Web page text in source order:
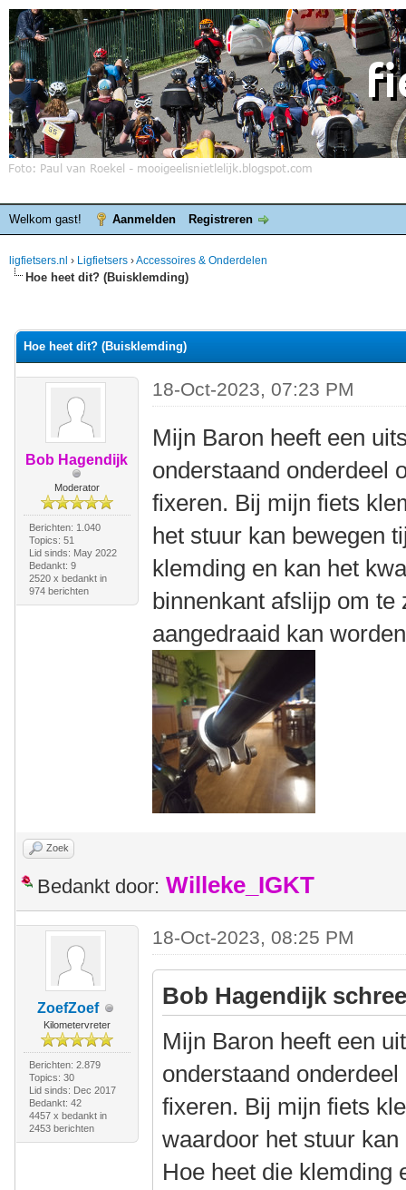
Welkom gast! Aanmelden Registreren
ligfietsers.nl › Ligfietsers ›Accessoires & Onderdelen
Hoe heet dit? (Buisklemding)
Hoe heet dit? (Buisklemding)
Bob Hagendijk
Moderator
Berichten: 1.040
Topics: 51
Lid sinds: May 2022
Bedankt: 9
2520 x bedankt in
974 berichten
18-Oct-2023, 07:23 PM
Mijn Baron heeft een
onderstaand onderdeel
fixeren. Bij mijn fiets
het stuur kan bewegen
klemding en kan het
binnenkant afslijp om
aangedraaid kan
Zoek
Bedankt door: Willeke_IGKT
ZoefZoef
Kilometervreter
Berichten: 2.879
Topics: 30
Lid sinds: Dec 2017
Bedankt: 42
4457 x bedankt in
2453 berichten
18-Oct-2023, 08:25 PM
Bob Hagendijk
Mijn Baron heeft een
onderstaand
fixeren. Bij mijn fiets
waardoor het stuur
Hoe heet die klemding